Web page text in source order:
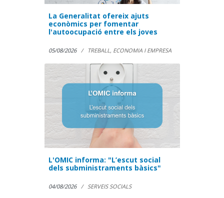
La Generalitat ofereix ajuts
econòmics per fomentar
l'autoocupació entre els joves
05/08/2026 TREBALL, ECONOMIA I EMPRESA
L'OMIC informa: "L’escut social
dels subministraments bàsics"
04/08/2026 SERVEIS SOCIALS